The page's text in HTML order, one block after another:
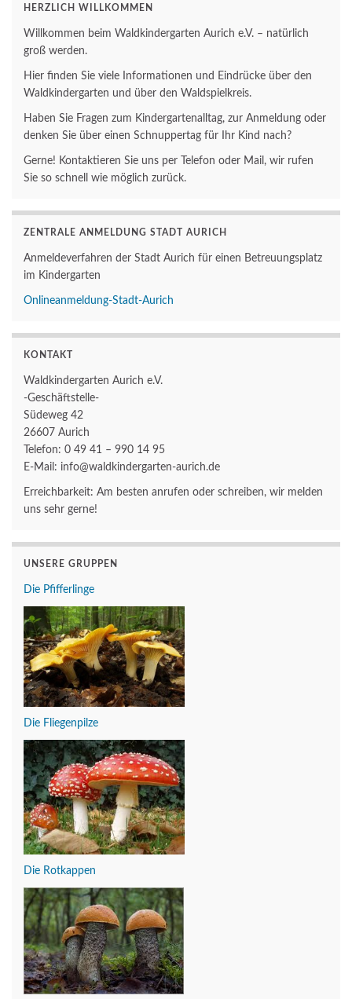
HERZLICH WILLKOMMEN
Willkommen beim Waldkindergarten Aurich e.V. – natürlich
groß werden.
Hier finden Sie viele Informationen und Eindrücke über den
Waldkindergarten und über den Waldspielkreis.
Haben Sie Fragen zum Kindergartenalltag, zur Anmeldung oder
denken Sie über einen Schnuppertag für Ihr Kind nach?
Gerne! Kontaktieren Sie uns per Telefon oder Mail, wir rufen
Sie so schnell wie möglich zurück.
ZENTRALE ANMELDUNG STADT AURICH
Anmeldeverfahren der Stadt Aurich für einen Betreuungsplatz
im Kindergarten
Onlineanmeldung-Stadt-Aurich
KONTAKT
Waldkindergarten Aurich e.V.
-Geschäftstelle-
Südeweg 42
26607 Aurich
Telefon: 0 49 41 – 990 14 95
E-Mail: info@waldkindergarten-aurich.de
Erreichbarkeit: Am besten anrufen oder schreiben, wir melden
uns sehr gerne!
UNSERE GRUPPEN
Die Pfifferlinge
Die Fliegenpilze
Die Rotkappen